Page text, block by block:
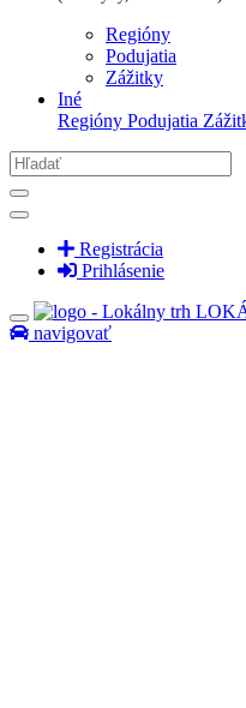
Regióny
Podujatia
Zážitky
Iné
Regióny Podujatia
Registrácia
Prihlásenie
navigovať